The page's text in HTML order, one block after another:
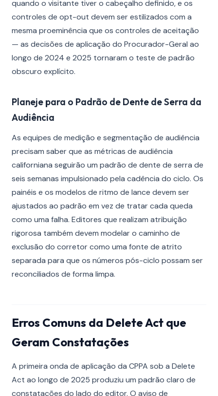
quando o visitante tiver o cabeçalho definido, e os
controles de opt-out devem ser estilizados com a
mesma proeminência que os controles de aceitação
— as decisões de aplicação do Procurador-Geral ao
longo de 2024 e 2025 tornaram o teste de padrão
obscuro explícito.
Planeje para o Padrão de Dente de Serra da
Audiência
As equipes de medição e segmentação de audiência
precisam saber que as métricas de audiência
californiana seguirão um padrão de dente de serra de
seis semanas impulsionado pela cadência do ciclo. Os
painéis e os modelos de ritmo de lance devem ser
ajustados ao padrão em vez de tratar cada queda
como uma falha. Editores que realizam atribuição
rigorosa também devem modelar o caminho de
exclusão do corretor como uma fonte de atrito
separada para que os números pós-ciclo possam ser
reconciliados de forma limpa.
Erros Comuns da Delete Act que
Geram Constatações
A primeira onda de aplicação da CPPA sob a Delete
Act ao longo de 2025 produziu um padrão claro de
constatações do lado do editor. O aviso de